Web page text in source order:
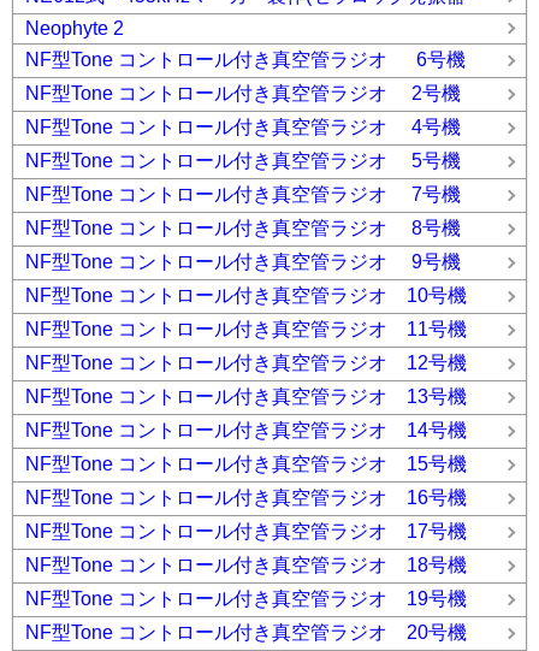
Neophyte 2
NF型Tone コントロール付き真空管ラジオ 6号機
NF型Tone コントロール付き真空管ラジオ 2号機
NF型Tone コントロール付き真空管ラジオ 4号機
NF型Tone コントロール付き真空管ラジオ 5号機
NF型Tone コントロール付き真空管ラジオ 7号機
NF型Tone コントロール付き真空管ラジオ 8号機
NF型Tone コントロール付き真空管ラジオ 9号機
NF型Tone コントロール付き真空管ラジオ 10号機
NF型Tone コントロール付き真空管ラジオ 11号機
NF型Tone コントロール付き真空管ラジオ 12号機
NF型Tone コントロール付き真空管ラジオ 13号機
NF型Tone コントロール付き真空管ラジオ 14号機
NF型Tone コントロール付き真空管ラジオ 15号機
NF型Tone コントロール付き真空管ラジオ 16号機
NF型Tone コントロール付き真空管ラジオ 17号機
NF型Tone コントロール付き真空管ラジオ 18号機
NF型Tone コントロール付き真空管ラジオ 19号機
NF型Tone コントロール付き真空管ラジオ 20号機